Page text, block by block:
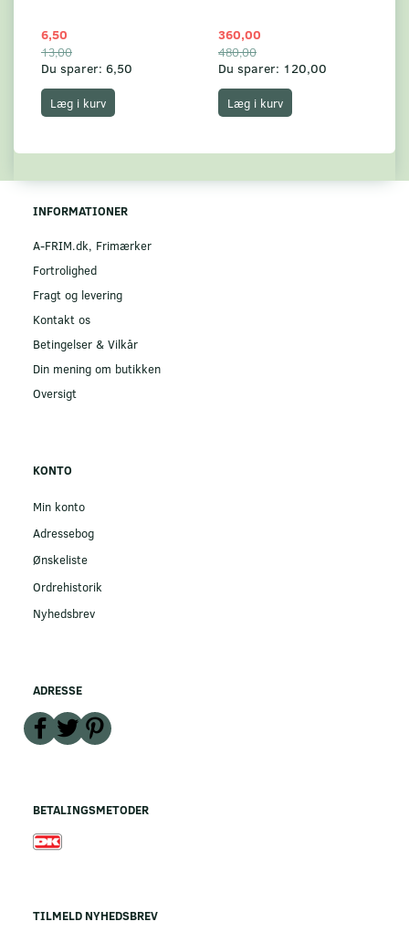
6,50
13,00
Du sparer: 6,50
Læg i kurv
360,00
480,00
Du sparer: 120,00
Læg i kurv
INFORMATIONER
A-FRIM.dk, Frimærker
Fortrolighed
Fragt og levering
Kontakt os
Betingelser & Vilkår
Din mening om butikken
Oversigt
KONTO
Min konto
Adressebog
Ønskeliste
Ordrehistorik
Nyhedsbrev
ADRESSE
BETALINGSMETODER
TILMELD NYHEDSBREV